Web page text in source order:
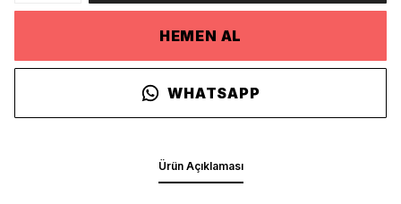
HEMEN AL
WHATSAPP
Ürün Açıklaması